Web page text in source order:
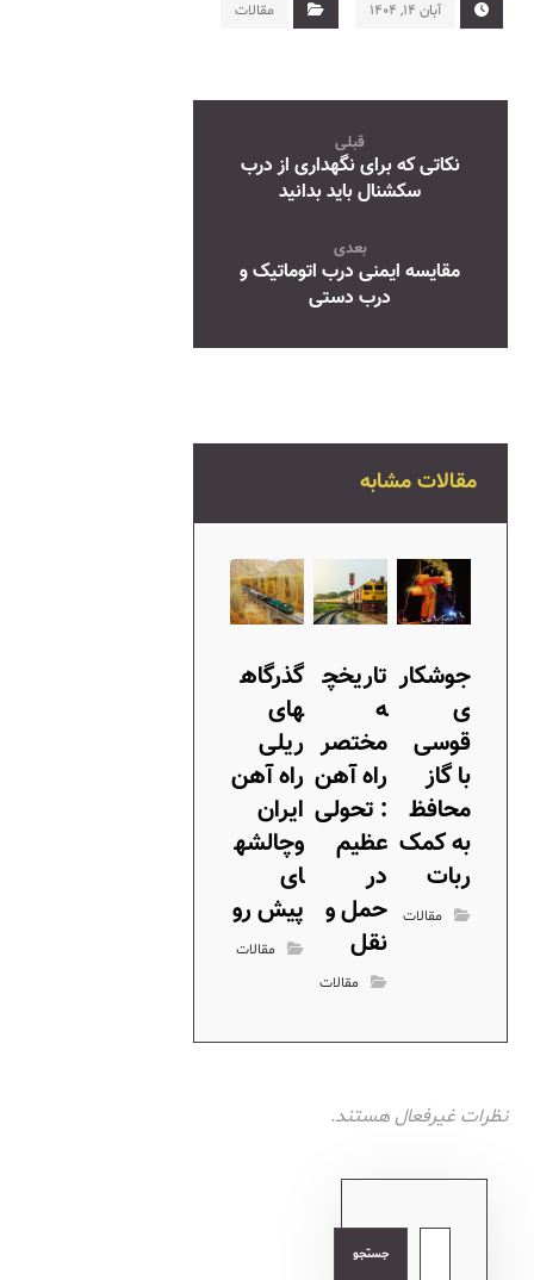
آبان ۱۴, ۱۴۰۴ مقالات
قبلی
نکاتی که برای نگهداری از درب
سکشنال باید بدانید
بعدی
مقایسه ایمنی درب اتوماتیک و
درب دستی
مقالات مشابه
جوشکار
ی
قوسی
با گاز
محافظ
به کمک
ربات
مقالات
تاریخچ
ه
مختصر
راه آهن
: تحولی
عظیم
در
حمل و
نقل
مقالات
گذرگاه
های
ریلی
راه آهن
ایران
وچالشه
ای
پیش رو
مقالات
نظرات غیرفعال هستند.
جستجو